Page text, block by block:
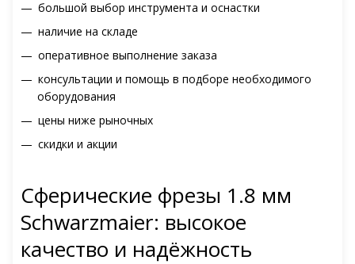
большой выбор инструмента и оснастки
наличие на складе
оперативное выполнение заказа
консультации и помощь в подборе необходимого
оборудования
цены ниже рыночных
скидки и акции
Сферические фрезы 1.8 мм
Schwarzmaier: высокое
качество и надёжность